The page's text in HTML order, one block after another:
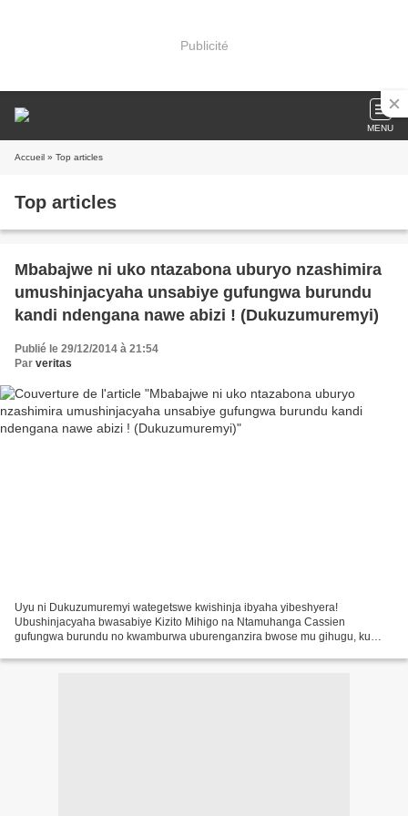
Publicité
MENU
Accueil » Top articles
Top articles
Mbabajwe ni uko ntazabona uburyo nzashimira
umushinjacyaha unsabiye gufungwa burundu
kandi ndengana nawe abizi ! (Dukuzumuremyi)
Publié le 29/12/2014 à 21:54
Par veritas
Uyu ni Dukuzumuremyi wategetswe kwishinja ibyaha yibeshyera!
Ubushinjacyaha bwasabiye Kizito Mihigo na Ntamuhanga Cassien
gufungwa burundu no kwamburwa uburenganzira bwose mu gihugu, ku
guhungabanya...